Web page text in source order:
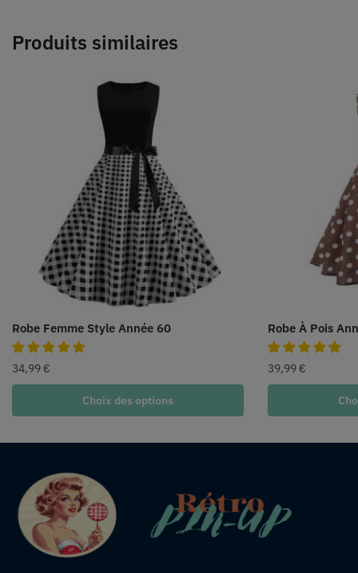
Produits similaires
Robe Femme Style Année 60
34,99 €
Choix des options
Robe À Pois
39,99 €